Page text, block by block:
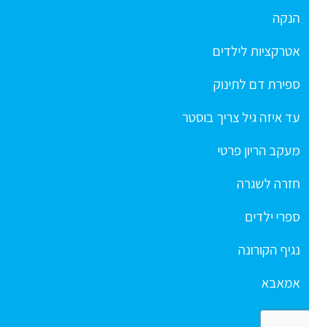
הנקה
אטרקציות לילדים
ספירת דם לתינוק
עד איזה גיל צריך בוסטר
מעקב הריון פרטי
חזרה לשגרה
ספרי ילדים
נגיף הקורונה
אמאבא